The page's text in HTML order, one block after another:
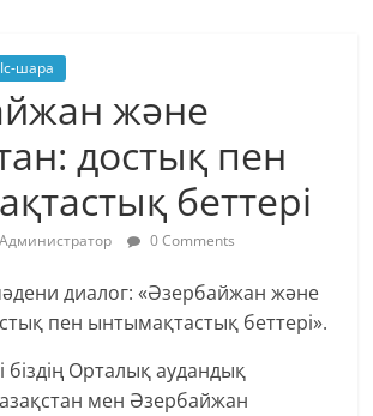
Іс-шара
және
достық пен
беттері
Администратор 0 Comments
диалог: «Әзербайжан және
пен ынтымақтастық беттері».
біздің Орталық аудандық
мен Әзербайжан